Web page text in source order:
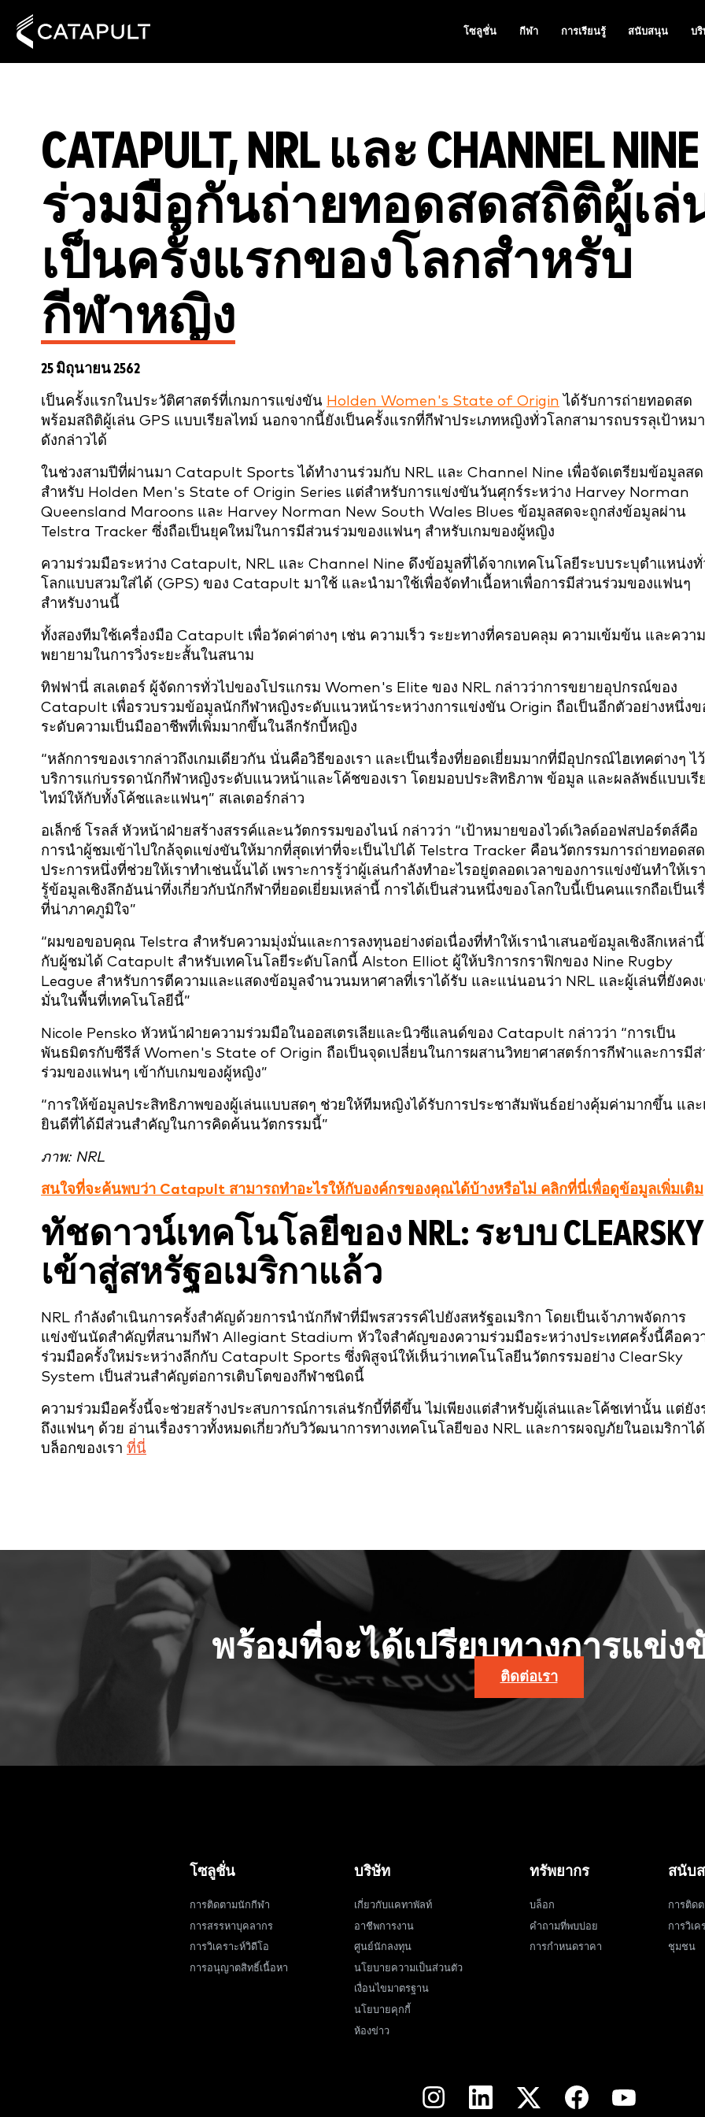
โซลูชั่น กีฬา การเรียนรู้ สนับสนุน บริ
CATAPULT, NRL และ CHANNEL NINE
ร่วมมือกันถ่ายทอดสดสถิติผู้เล่
เป็นครั้งแรกของโลกสำหรับ
กีฬาหญิง
25 มิถุนายน 2562
เป็นครั้งแรกในประวัติศาสตร์ที่เกมการแข่งขัน Holden Women's State of Origin ได้รับการถ่ายทอดสด
พร้อมสถิติผู้เล่น GPS แบบเรียลไทม์ นอกจากนี้ยังเป็นครั้งแรกที่กีฬาประเภทหญิงทั่วโลกสามารถบรรลุเป้าหม
ดังกล่าวได้
ในช่วงสามปีที่ผ่านมา Catapult Sports ได้ทำงานร่วมกับ NRL และ Channel Nine เพื่อจัดเตรียมข้อมูลสด
สำหรับ Holden Men's State of Origin Series แต่สำหรับการแข่งขันวันศุกร์ระหว่าง Harvey Norman
Queensland Maroons และ Harvey Norman New South Wales Blues ข้อมูลสดจะถูกส่งข้อมูลผ่าน
Telstra Tracker ซึ่งถือเป็นยุคใหม่ในการมีส่วนร่วมของแฟนๆ สำหรับเกมของผู้หญิง
ความร่วมมือระหว่าง Catapult, NRL และ Channel Nine ดึงข้อมูลที่ได้จากเทคโนโลยีระบบระบุตำแหน่งทั่
โลกแบบสวมใส่ได้ (GPS) ของ Catapult มาใช้ และนำมาใช้เพื่อจัดทำเนื้อหาเพื่อการมีส่วนร่วมของแฟนๆ
สำหรับงานนี้
ทั้งสองทีมใช้เครื่องมือ Catapult เพื่อวัดค่าต่างๆ เช่น ความเร็ว ระยะทางที่ครอบคลุม ความเข้มข้น และความ
พยายามในการวิ่งระยะสั้นในสนาม
ทิฟฟานี่ สเลเตอร์ ผู้จัดการทั่วไปของโปรแกรม Women's Elite ของ NRL กล่าวว่าการขยายอุปกรณ์ของ
Catapult เพื่อรวบรวมข้อมูลนักกีฬาหญิงระดับแนวหน้าระหว่างการแข่งขัน Origin ถือเป็นอีกตัวอย่างหนึ่งข
ระดับความเป็นมืออาชีพที่เพิ่มมากขึ้นในลีกรักบี้หญิง
“หลักการของเรากล่าวถึงเกมเดียวกัน นั่นคือวิธีของเรา และเป็นเรื่องที่ยอดเยี่ยมมากที่มีอุปกรณ์ไฮเทคต่างๆ ไ
บริการแก่บรรดานักกีฬาหญิงระดับแนวหน้าและโค้ชของเรา โดยมอบประสิทธิภาพ ข้อมูล และผลลัพธ์แบบเรี
ไทม์ให้กับทั้งโค้ชและแฟนๆ” สเลเตอร์กล่าว
อเล็กซ์ โรลส์ หัวหน้าฝ่ายสร้างสรรค์และนวัตกรรมของไนน์ กล่าวว่า “เป้าหมายของไวด์เวิลด์ออฟสปอร์ตส์คือ
การนำผู้ชมเข้าไปใกล้จุดแข่งขันให้มากที่สุดเท่าที่จะเป็นไปได้ Telstra Tracker คือนวัตกรรมการถ่ายทอดส
ประการหนึ่งที่ช่วยให้เราทำเช่นนั้นได้ เพราะการรู้ว่าผู้เล่นกำลังทำอะไรอยู่ตลอดเวลาของการแข่งขันทำให้เร
รู้ข้อมูลเชิงลึกอันน่าทึ่งเกี่ยวกับนักกีฬาที่ยอดเยี่ยมเหล่านี้ การได้เป็นส่วนหนึ่งของโลกใบนี้เป็นคนแรกถือเป็นเ
ที่น่าภาคภูมิใจ”
“ผมขอขอบคุณ Telstra สำหรับความมุ่งมั่นและการลงทุนอย่างต่อเนื่องที่ทำให้เรานำเสนอข้อมูลเชิงลึกเหล่า
กับผู้ชมได้ Catapult สำหรับเทคโนโลยีระดับโลกนี้ Alston Elliot ผู้ให้บริการกราฟิกของ Nine Rugby
League สำหรับการตีความและแสดงข้อมูลจำนวนมหาศาลที่เราได้รับ และแน่นอนว่า NRL และผู้เล่นที่ยังคง
มั่นในพื้นที่เทคโนโลยีนี้”
Nicole Pensko หัวหน้าฝ่ายความร่วมมือในออสเตรเลียและนิวซีแลนด์ของ Catapult กล่าวว่า “การเป็น
พันธมิตรกับซีรีส์ Women's State of Origin ถือเป็นจุดเปลี่ยนในการผสานวิทยาศาสตร์การกีฬาและการมีส่
ร่วมของแฟนๆ เข้ากับเกมของผู้หญิง”
“การให้ข้อมูลประสิทธิภาพของผู้เล่นแบบสดๆ ช่วยให้ทีมหญิงได้รับการประชาสัมพันธ์อย่างคุ้มค่ามากขึ้น และ
ยินดีที่ได้มีส่วนสำคัญในการคิดค้นนวัตกรรมนี้”
ภาพ: NRL
สนใจที่จะค้นพบว่า Catapult สามารถทำอะไรให้กับองค์กรของคุณได้บ้างหรือไม่ คลิกที่นี่เพื่อดูข้อมูลเพิ่มเติม
ทัชดาวน์เทคโนโลยีของ NRL: ระบบ CLEARSKY
เข้าสู่สหรัฐอเมริกาแล้ว
NRL กำลังดำเนินการครั้งสำคัญด้วยการนำนักกีฬาที่มีพรสวรรค์ไปยังสหรัฐอเมริกา โดยเป็นเจ้าภาพจัดการ
แข่งขันนัดสำคัญที่สนามกีฬา Allegiant Stadium หัวใจสำคัญของความร่วมมือระหว่างประเทศครั้งนี้คือคว
ร่วมมือครั้งใหม่ระหว่างลีกกับ Catapult Sports ซึ่งพิสูจน์ให้เห็นว่าเทคโนโลยีนวัตกรรมอย่าง ClearSky
System เป็นส่วนสำคัญต่อการเติบโตของกีฬาชนิดนี้
ความร่วมมือครั้งนี้จะช่วยสร้างประสบการณ์การเล่นรักบี้ที่ดีขึ้น ไม่เพียงแต่สำหรับผู้เล่นและโค้ชเท่านั้น แต่ยัง
ถึงแฟนๆ ด้วย อ่านเรื่องราวทั้งหมดเกี่ยวกับวิวัฒนาการทางเทคโนโลยีของ NRL และการผจญภัยในอเมริกาไ
บล็อกของเรา ที่นี่
พร้อมที่จะได้เปรียบทางการแข่ง
ติดต่อเรา
โซลูชั่น
การติดตามนักกีฬา
การสรรหาบุคลากร
การวิเคราะห์วิดีโอ
การอนุญาตสิทธิ์เนื้อหา
บริษัท
เกี่ยวกับแคทาพัลท์
อาชีพการงาน
ศูนย์นักลงทุน
นโยบายความเป็นส่วนตัว
เงื่อนไขมาตรฐาน
นโยบายคุกกี้
ห้องข่าว
ทรัพยากร
บล็อก
คำถามที่พบบ่อย
การกำหนดราคา
สนับ
การติด
การวิเค
ชุมชน